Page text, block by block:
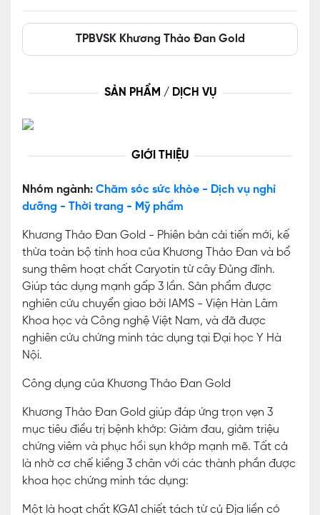
TPBVSK Khương Thảo Đan Gold
SẢN PHẨM / DỊCH VỤ
GIỚI THIỆU
Nhóm ngành: Chăm sóc sức khỏe - Dịch vụ nghỉ
dưỡng - Thời trang - Mỹ phẩm
Khương Thảo Đan Gold - Phiên bản cải tiến mới, kế
thừa toàn bộ tinh hoa của Khương Thảo Đan và bổ
sung thêm hoạt chất Caryotin từ cây Đủng đỉnh.
Giúp tác dụng mạnh gấp 3 lần. Sản phẩm được
nghiên cứu chuyển giao bởi IAMS - Viện Hàn Lâm
Khoa học và Công nghệ Việt Nam, và đã được
nghiên cứu chứng minh tác dụng tại Đại học Y Hà
Nội.
Công dụng của Khương Thảo Đan Gold
Khương Thảo Đan Gold giúp đáp ứng trọn vẹn 3
mục tiêu điều trị bệnh khớp: Giảm đau, giảm triệu
chứng viêm và phục hồi sụn khớp mạnh mẽ. Tất cả
là nhờ cơ chế kiềng 3 chân với các thành phần được
khoa học chứng minh tác dụng:
Một là hoạt chất KGA1 chiết tách từ củ Địa liền có